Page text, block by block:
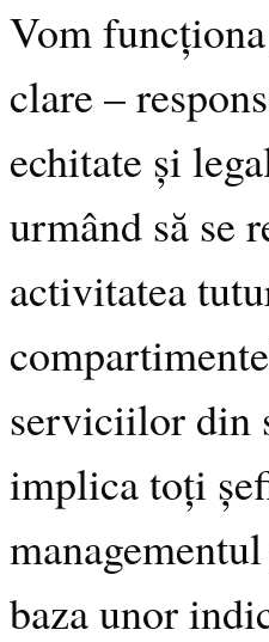
Vom
clare –
echitate și
urmând să se
activitatea
serviciilor din
implica toți
baza unor